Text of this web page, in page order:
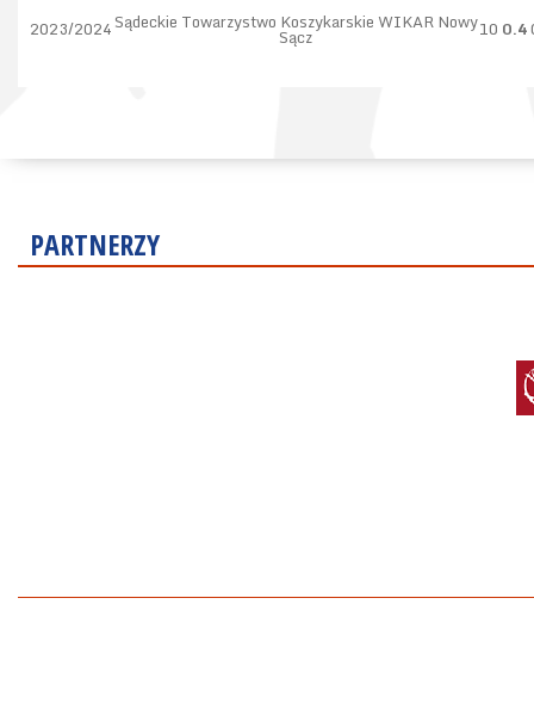
2023/2024Sądeckie Towarzystwo Koszykarskie WIKAR Nowy
Sącz 10 0.4
PARTNERZY